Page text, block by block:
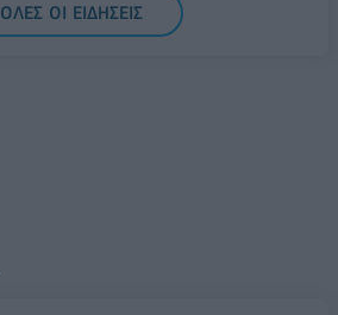
ΟΛΕΣ ΟΙ ΕΙΔΗΣΕΙΣ